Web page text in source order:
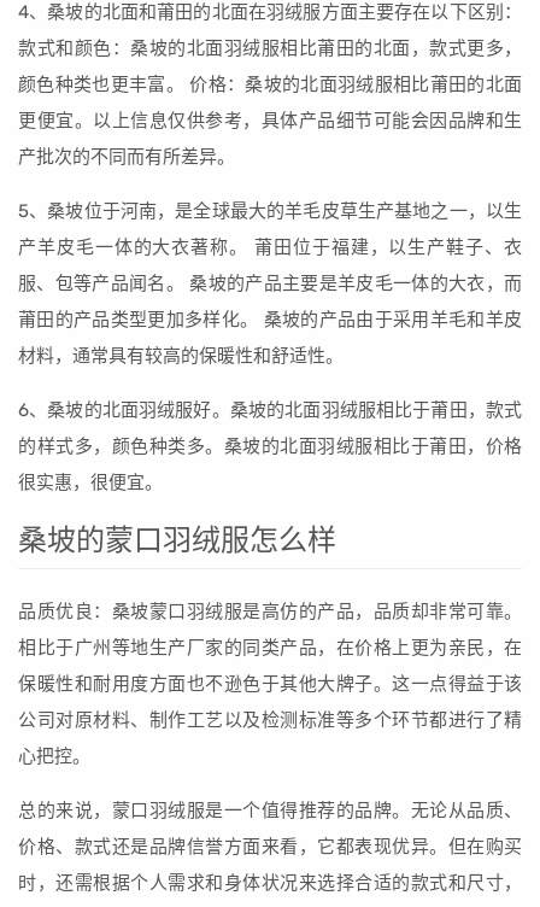
4、桑坡的北面和莆田的北面在羽绒服方面主要存在以下区别：
款式和颜色：桑坡的北面羽绒服相比莆田的北面，款式更多，
颜色种类也更丰富。 价格：桑坡的北面羽绒服相比莆田的北面
更便宜。以上信息仅供参考，具体产品细节可能会因品牌和生
产批次的不同而有所差异。
5、桑坡位于河南，是全球最大的羊毛皮草生产基地之一，以生
产羊皮毛一体的大衣著称。 莆田位于福建，以生产鞋子、衣
服、包等产品闻名。 桑坡的产品主要是羊皮毛一体的大衣，而
莆田的产品类型更加多样化。 桑坡的产品由于采用羊毛和羊皮
材料，通常具有较高的保暖性和舒适性。
6、桑坡的北面羽绒服好。桑坡的北面羽绒服相比于莆田，款式
的样式多，颜色种类多。桑坡的北面羽绒服相比于莆田，价格
很实惠，很便宜。
桑坡的蒙口羽绒服怎么样
品质优良：桑坡蒙口羽绒服是高仿的产品，品质却非常可靠。
相比于广州等地生产厂家的同类产品，在价格上更为亲民，在
保暖性和耐用度方面也不逊色于其他大牌子。这一点得益于该
公司对原材料、制作工艺以及检测标准等多个环节都进行了精
心把控。
总的来说，蒙口羽绒服是一个值得推荐的品牌。无论从品质、
价格、款式还是品牌信誉方面来看，它都表现优异。但在购买
时，还需根据个人需求和身体状况来选择合适的款式和尺寸，